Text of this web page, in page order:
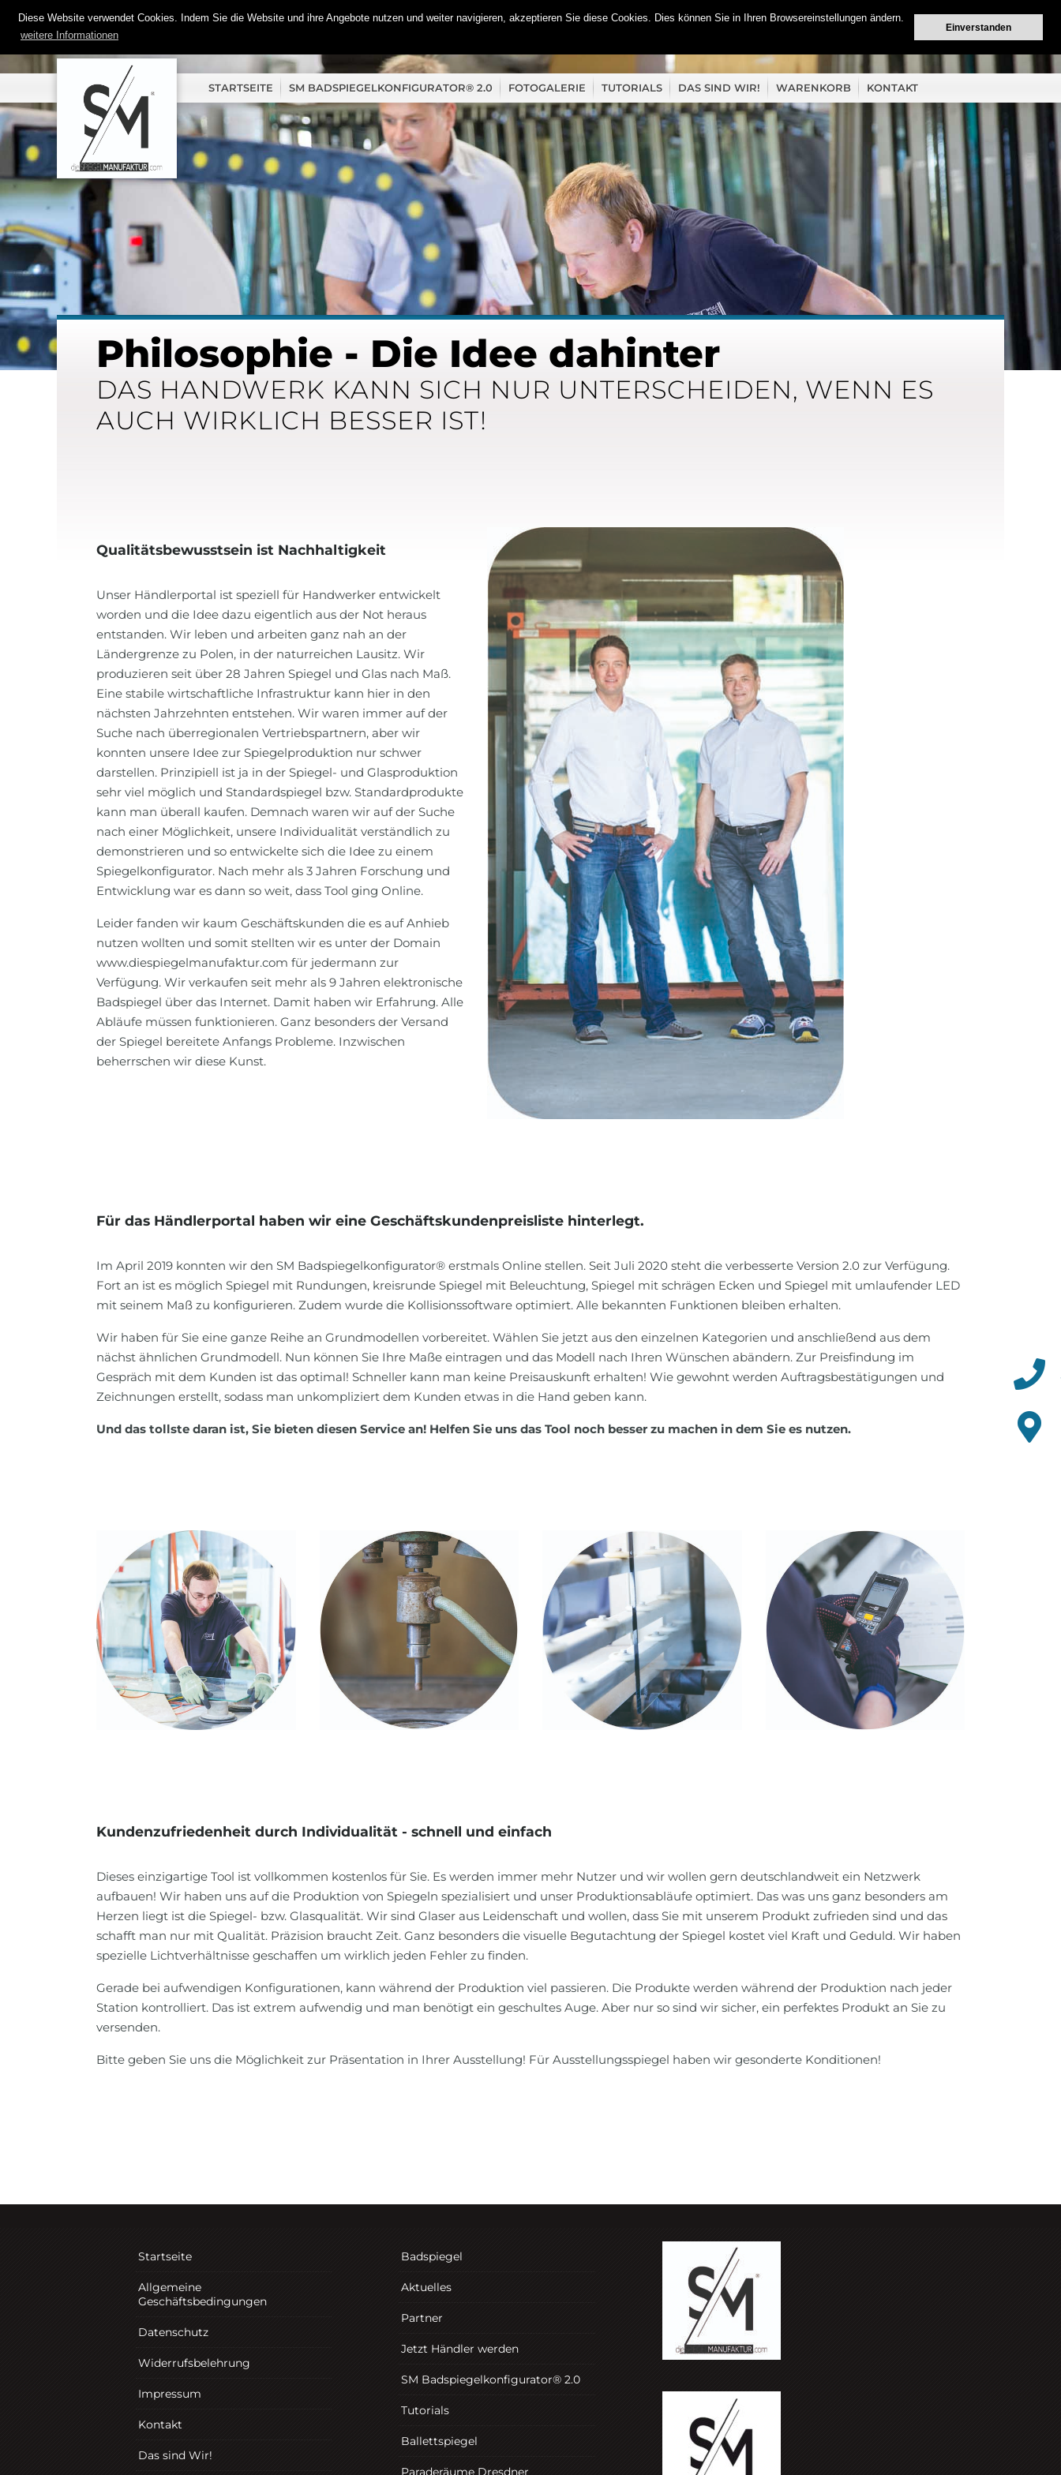
Diese Website verwendet Cookies. Indem Sie die Website und ihre Angebote nutzen und weiter navigieren, akzeptieren Sie diese Cookies. Dies können Sie in Ihren Browsereinstellungen ändern.
weitere Informationen
Einverstanden
STARTSEITE SM BADSPIEGELKONFIGURATOR® 2.0 FOTOGALERIE TUTORIALS DAS SIND WIR! WARENKORB KONTAKT
Philosophie - Die Idee dahinter
DAS HANDWERK KANN SICH NUR UNTERSCHEIDEN, WENN ES
AUCH WIRKLICH BESSER IST!
Qualitätsbewusstsein ist Nachhaltigkeit
Unser Händlerportal ist speziell für Handwerker entwickelt
worden und die Idee dazu eigentlich aus der Not heraus
entstanden. Wir leben und arbeiten ganz nah an der
Ländergrenze zu Polen, in der naturreichen Lausitz. Wir
produzieren seit über 28 Jahren Spiegel und Glas nach Maß.
Eine stabile wirtschaftliche Infrastruktur kann hier in den
nächsten Jahrzehnten entstehen. Wir waren immer auf der
Suche nach überregionalen Vertriebspartnern, aber wir
konnten unsere Idee zur Spiegelproduktion nur schwer
darstellen. Prinzipiell ist ja in der Spiegel- und Glasproduktion
sehr viel möglich und Standardspiegel bzw. Standardprodukte
kann man überall kaufen. Demnach waren wir auf der Suche
nach einer Möglichkeit, unsere Individualität verständlich zu
demonstrieren und so entwickelte sich die Idee zu einem
Spiegelkonfigurator. Nach mehr als 3 Jahren Forschung und
Entwicklung war es dann so weit, dass Tool ging Online.
Leider fanden wir kaum Geschäftskunden die es auf Anhieb
nutzen wollten und somit stellten wir es unter der Domain
www.diespiegelmanufaktur.com für jedermann zur
Verfügung. Wir verkaufen seit mehr als 9 Jahren elektronische
Badspiegel über das Internet. Damit haben wir Erfahrung. Alle
Abläufe müssen funktionieren. Ganz besonders der Versand
der Spiegel bereitete Anfangs Probleme. Inzwischen
beherrschen wir diese Kunst.
Für das Händlerportal haben wir eine Geschäftskundenpreisliste hinterlegt.
Im April 2019 konnten wir den SM Badspiegelkonfigurator® erstmals Online stellen. Seit Juli 2020 steht die verbesserte Version 2.0 zur Verfügung.
Fort an ist es möglich Spiegel mit Rundungen, kreisrunde Spiegel mit Beleuchtung, Spiegel mit schrägen Ecken und Spiegel mit umlaufender LED
mit seinem Maß zu konfigurieren. Zudem wurde die Kollisionssoftware optimiert. Alle bekannten Funktionen bleiben erhalten.
Wir haben für Sie eine ganze Reihe an Grundmodellen vorbereitet. Wählen Sie jetzt aus den einzelnen Kategorien und anschließend aus dem
nächst ähnlichen Grundmodell. Nun können Sie Ihre Maße eintragen und das Modell nach Ihren Wünschen abändern. Zur Preisfindung im
Gespräch mit dem Kunden ist das optimal! Schneller kann man keine Preisauskunft erhalten! Wie gewohnt werden Auftragsbestätigungen und
Zeichnungen erstellt, sodass man unkompliziert dem Kunden etwas in die Hand geben kann.
Und das tollste daran ist, Sie bieten diesen Service an! Helfen Sie uns das Tool noch besser zu machen in dem Sie es nutzen.
Kundenzufriedenheit durch Individualität - schnell und einfach
Dieses einzigartige Tool ist vollkommen kostenlos für Sie. Es werden immer mehr Nutzer und wir wollen gern deutschlandweit ein Netzwerk
aufbauen! Wir haben uns auf die Produktion von Spiegeln spezialisiert und unser Produktionsabläufe optimiert. Das was uns ganz besonders am
Herzen liegt ist die Spiegel- bzw. Glasqualität. Wir sind Glaser aus Leidenschaft und wollen, dass Sie mit unserem Produkt zufrieden sind und das
schafft man nur mit Qualität. Präzision braucht Zeit. Ganz besonders die visuelle Begutachtung der Spiegel kostet viel Kraft und Geduld. Wir haben
spezielle Lichtverhältnisse geschaffen um wirklich jeden Fehler zu finden.
Gerade bei aufwendigen Konfigurationen, kann während der Produktion viel passieren. Die Produkte werden während der Produktion nach jeder
Station kontrolliert. Das ist extrem aufwendig und man benötigt ein geschultes Auge. Aber nur so sind wir sicher, ein perfektes Produkt an Sie zu
versenden.
Bitte geben Sie uns die Möglichkeit zur Präsentation in Ihrer Ausstellung! Für Ausstellungsspiegel haben wir gesonderte Konditionen!
Startseite
Allgemeine
Geschäftsbedingungen
Datenschutz
Widerrufsbelehrung
Impressum
Kontakt
Das sind Wir!
Badspiegel
Aktuelles
Partner
Jetzt Händler werden
SM Badspiegelkonfigurator® 2.0
Tutorials
Ballettspiegel
Paraderäume Dresdner